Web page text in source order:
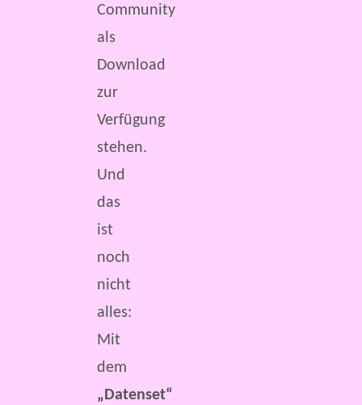
Community
als
Download
zur
Verfügung
stehen.
Und
das
ist
noch
nicht
alles:
Mit
dem
„Datenset“